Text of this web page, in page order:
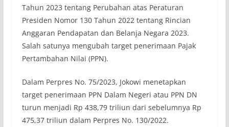
Tahun 2023 tentang Perubahan atas Peraturan
Presiden Nomor 130 Tahun 2022 tentang Rincian
Anggaran Pendapatan dan Belanja Negara 2023.
Salah satunya mengubah target penerimaan Pajak
Pertambahan Nilai (PPN).
Dalam Perpres No. 75/2023, Jokowi menetapkan
target penerimaan PPN Dalam Negeri atau PPN DN
turun menjadi Rp 438,79 triliun dari sebelumnya Rp
475,37 triliun dalam Perpres No. 130/2022.